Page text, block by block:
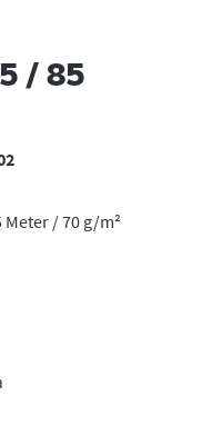
/ 85
Meter / 70 g/m²